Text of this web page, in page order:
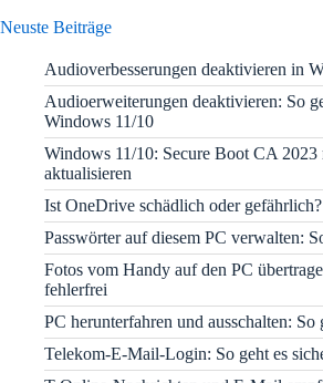
Neuste Beiträge
Audioverbesserungen deaktivieren in
Audioerweiterungen deaktivieren: So
Windows 11/10
Windows 11/10: Secure Boot CA 2023
aktualisieren
Ist OneDrive schädlich oder
Passwörter auf diesem PC verwalten:
Fotos vom Handy auf den PC
fehlerfrei
PC herunterfahren und ausschalten: So
Telekom-E-Mail-Login: So geht es